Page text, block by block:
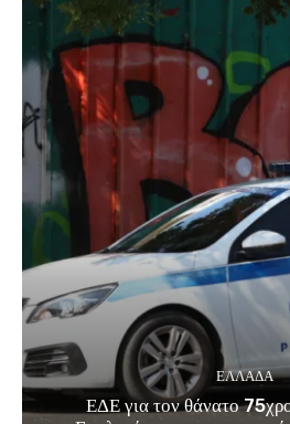
ΕΛΛΑΔΑ
ΕΔΕ για τον θάνατο